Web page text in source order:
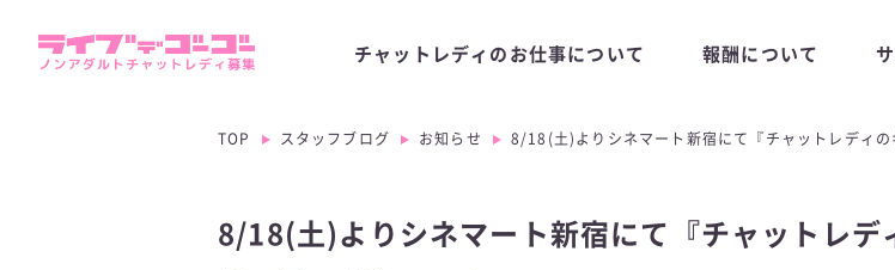
チャットレディのお仕事について 報酬について
TOP スタッフブログ お知らせ 8/18(土)よりシネマート新宿にて『チャットレディの
8/18(土)よりシネマート新宿にて『チャットレデ